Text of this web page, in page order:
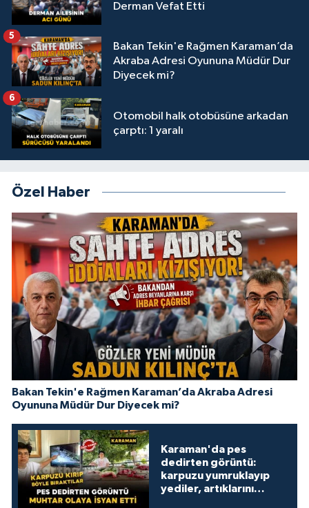
Derman Vefat Etti
Bakan Tekin'e Rağmen Karaman’da
Akraba Adresi Oyununa Müdür Dur
Diyecek mi?
5
Otomobil halk otobüsüne arkadan
çarptı: 1 yaralı
6
Özel Haber
Bakan Tekin'e Rağmen Karaman’da Akraba Adresi
Oyununa Müdür Dur Diyecek mi?
Karaman'da pes
dedirten görüntü:
karpuzu yumruklayıp
yediler, artıklarını